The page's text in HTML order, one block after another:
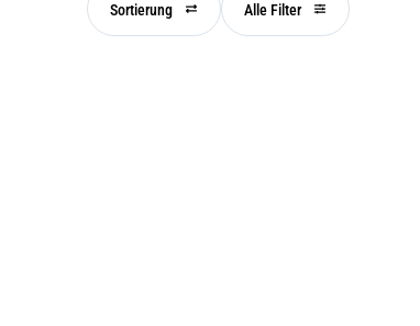
Sortierung Alle Filter